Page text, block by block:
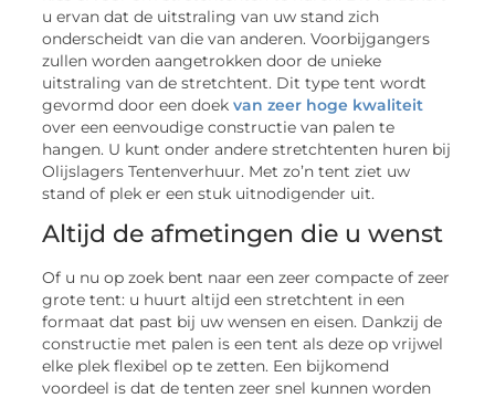
u ervan dat de uitstraling van uw stand zich
onderscheidt van die van anderen. Voorbijgangers
zullen worden aangetrokken door de unieke
uitstraling van de stretchtent. Dit type tent wordt
gevormd door een doekvan zeer hoge kwaliteit
over een eenvoudige constructie van palen te
hangen. U kunt onder andere stretchtenten huren bij
Olijslagers Tentenverhuur. Met zo’n tent ziet uw
stand of plek er een stuk uitnodigender uit.
Altijd de afmetingen die u wenst
Of u nu op zoek bent naar een zeer compacte of zeer
grote tent: u huurt altijd een stretchtent in een
formaat dat past bij uw wensen en eisen. Dankzij de
constructie met palen is een tent als deze op vrijwel
elke plek flexibel op te zetten. Een bijkomend
voordeel is dat de tenten zeer snel kunnen worden